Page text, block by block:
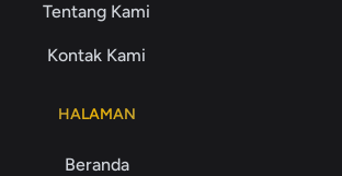
Tentang Kami
Kontak Kami
HALAMAN
Beranda